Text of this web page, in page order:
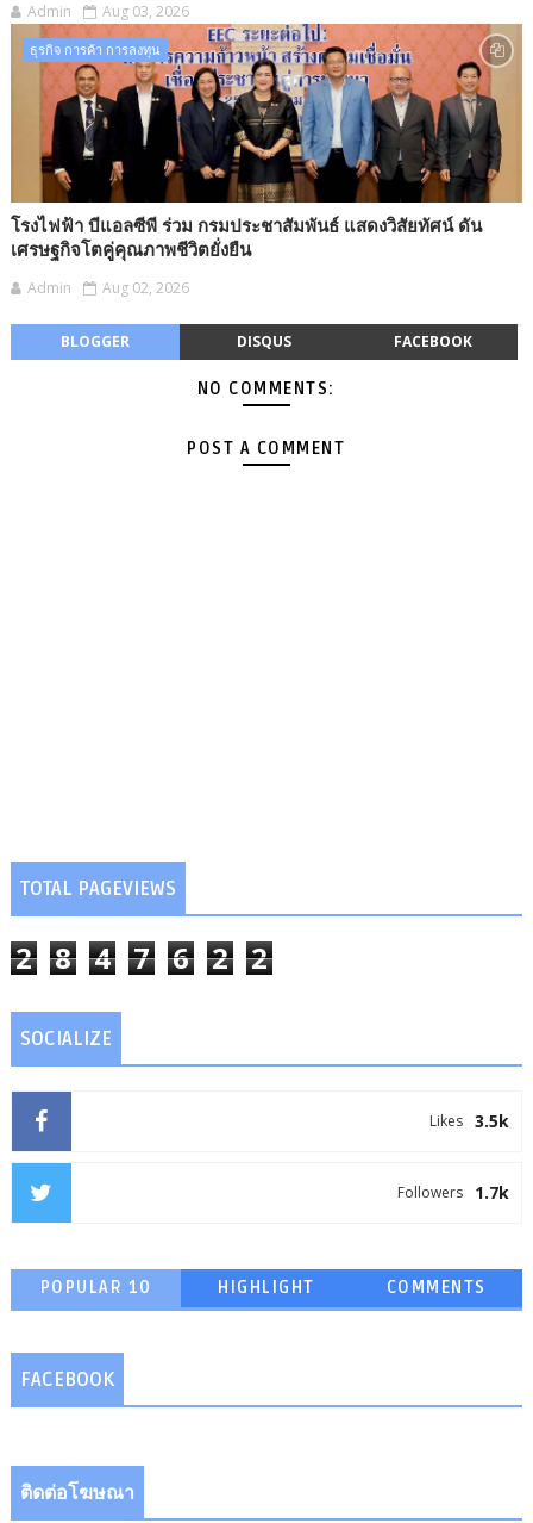
Admin Aug 03, 2026
ธุรกิจ การค้า การลงทุน​
โรงไฟฟ้า บีแอลซีพี ร่วม กรมประชาสัมพันธ์ แสดงวิสัยทัศน์ ดัน
เศรษฐกิจโตคู่คุณภาพชีวิตยั่งยืน
Admin Aug 02, 2026
BLOGGER DISQUS FACEBOOK
NO COMMENTS:
POST A COMMENT
TOTAL PAGEVIEWS
2 8 4 7 6 2 2
SOCIALIZE
3.5k
Likes
1.7k
Followers
POPULAR 10 HIGHLIGHT COMMENTS
FACEBOOK
ติดต่อโฆษณา